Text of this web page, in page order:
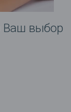
Ваш выбор